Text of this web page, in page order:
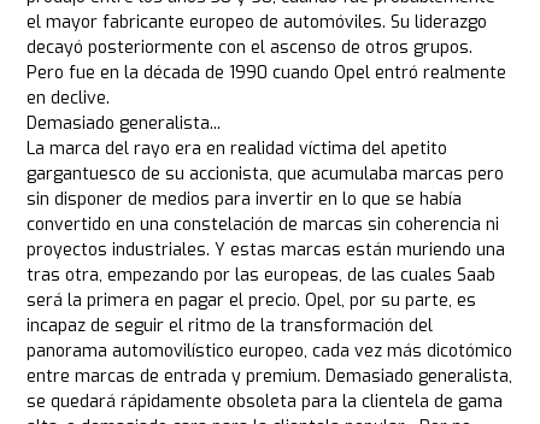
el mayor fabricante europeo de automóviles. Su liderazgo
decayó posteriormente con el ascenso de otros grupos.
Pero fue en la década de 1990 cuando Opel entró realmente
en declive.
Demasiado generalista...
La marca del rayo era en realidad víctima del apetito
gargantuesco de su accionista, que acumulaba marcas pero
sin disponer de medios para invertir en lo que se había
convertido en una constelación de marcas sin coherencia ni
proyectos industriales. Y estas marcas están muriendo una
tras otra, empezando por las europeas, de las cuales Saab
será la primera en pagar el precio. Opel, por su parte, es
incapaz de seguir el ritmo de la transformación del
panorama automovilístico europeo, cada vez más dicotómico
entre marcas de entrada y premium. Demasiado generalista,
se quedará rápidamente obsoleta para la clientela de gama